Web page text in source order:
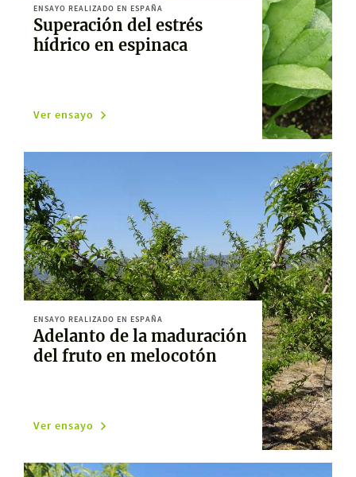
ENSAYO REALIZADO EN ESPAÑA
Superación del estrés
hídrico en espinaca
Ver ensayo
ENSAYO REALIZADO EN ESPAÑA
Adelanto de la maduración
del fruto en melocotón
Ver ensayo